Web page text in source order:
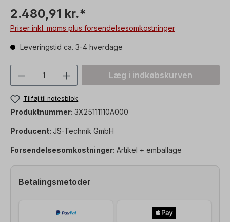
2.480,91 kr.*
Priser inkl. moms plus forsendelsesomkostninger
Leveringstid ca. 3-4 hverdage
Produktmængde: Indtast den
Læg i indkøbskurven
Tilføj til notesblok
Produktnummer: 3X25111110A000
Producent: JS-Technik GmbH
Forsendelsesomkostninger: Artikel + emballage
Betalingsmetoder